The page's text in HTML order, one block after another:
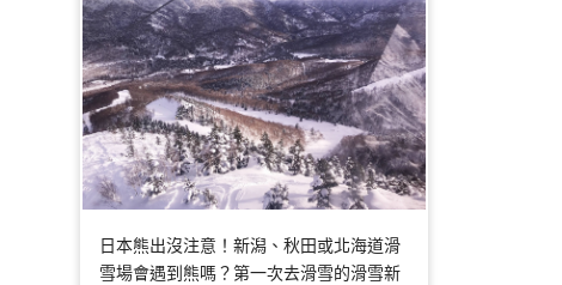
日本熊出沒注意！新潟、秋田或北海道滑
雪場會遇到熊嗎？第一次去滑雪的滑雪新